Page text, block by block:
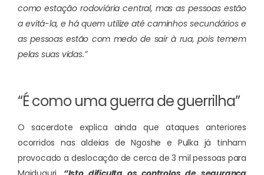
como estação rodoviária central, mas as pessoas estão
a evitá-la, e há quem utilize até caminhos secundários e
as pessoas estão com medo de sair à rua, pois temem
pelas suas vidas.”
“É como uma guerra de guerrilha”
O sacerdote explica ainda que ataques anteriores
ocorridos nas aldeias de Ngoshe e Pulka já tinham
provocado a deslocação de cerca de 3 mil pessoas para